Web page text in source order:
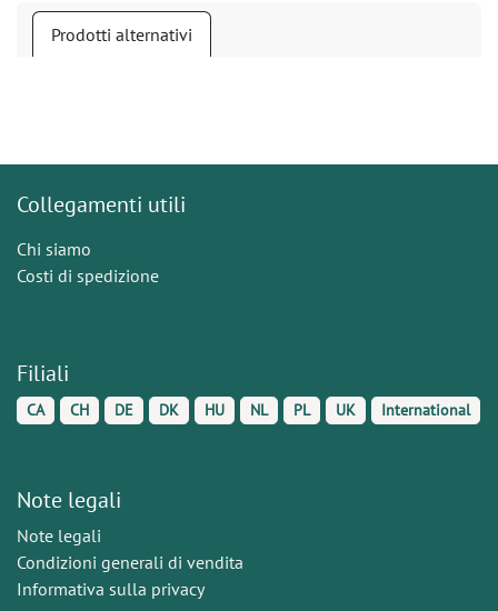
Prodotti alternativi
Collegamenti utili
Chi siamo
Costi di spedizione
Filiali
CA CH DE DK HU NL PL UK International
Note legali
Note legali
Condizioni generali di vendita
Informativa sulla privacy